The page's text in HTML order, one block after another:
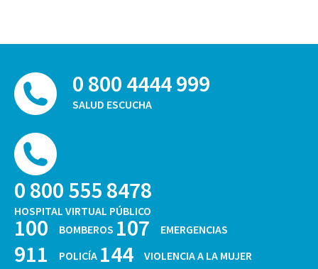
0 800 4444 999
SALUD ESCUCHA
0 800 555 8478
HOSPITAL VIRTUAL PÚBLICO
100 BOMBEROS 107 EMERGENCIAS
911 POLICÍA 144 VIOLENCIA A LA MUJER